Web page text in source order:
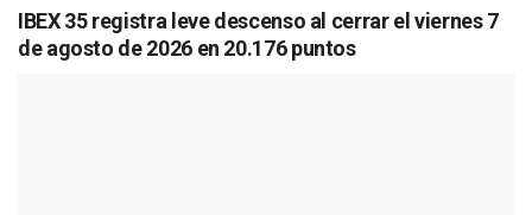
IBEX 35 registra leve descenso al cerrar el viernes 7
de agosto de 2026 en 20.176 puntos